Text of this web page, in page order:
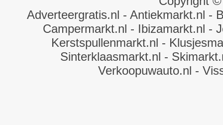
Adverteergratis.nl - Antiekmarkt.nl -
Campermarkt.nl - Ibizamarkt.nl -
Kerstspullenmarkt.nl -
Sinterklaasmarkt.nl -
Verkoopuwauto.nl -